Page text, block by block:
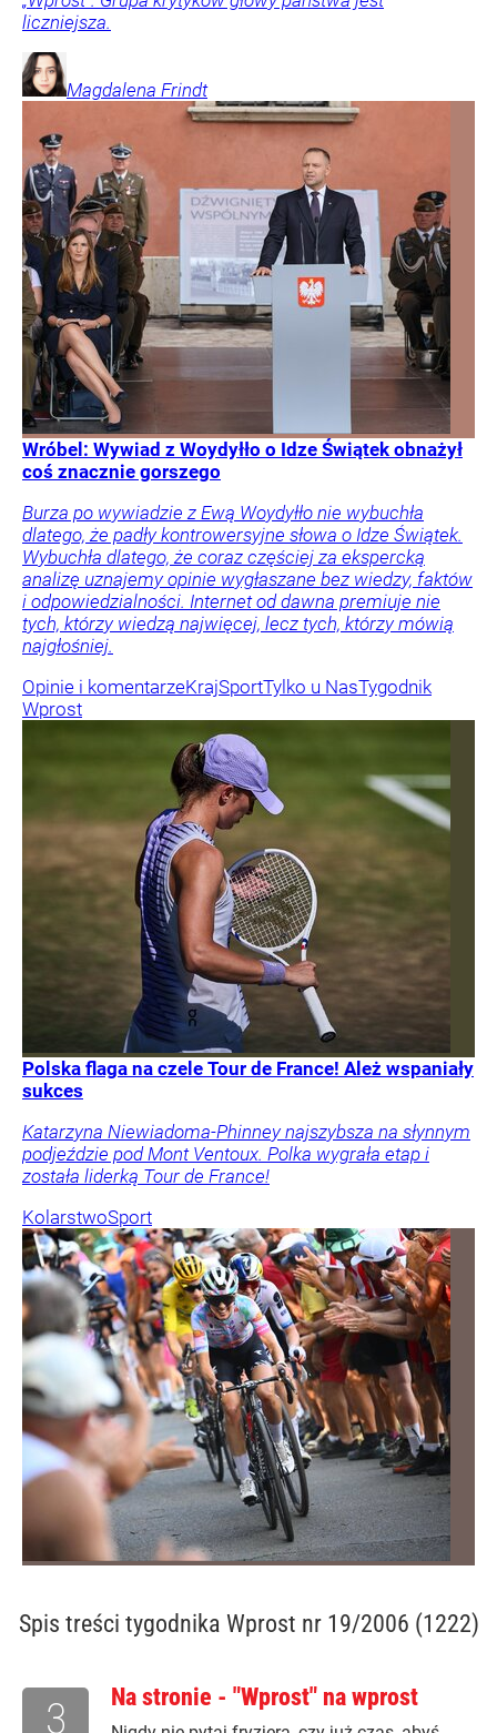
liczniejsza.
Magdalena Frindt
Wróbel: Wywiad z Woydyłło o Idze Świątek obnażył
coś znacznie gorszego
Burza po wywiadzie z Ewą Woydyłło nie wybuchła
dlatego, że padły kontrowersyjne słowa o Idze Świątek.
Wybuchła dlatego, że coraz częściej za ekspercką
analizę uznajemy opinie wygłaszane bez wiedzy, faktów
i odpowiedzialności. Internet od dawna premiuje nie
tych, którzy wiedzą najwięcej, lecz tych, którzy mówią
najgłośniej.
Opinie i komentarzeKrajSportTylko u NasTygodnik
Wprost
Polska flaga na czele Tour de France! Ależ wspaniały
sukces
Katarzyna Niewiadoma-Phinney najszybsza na słynnym
podjeździe pod Mont Ventoux. Polka wygrała etap i
została liderką Tour de France!
KolarstwoSport
Spis treści tygodnika Wprost nr 19/2006 (1222)
Na stronie - "Wprost" na wprost
3